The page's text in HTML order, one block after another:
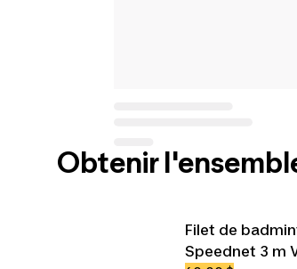
Obtenir
Filet de
Speednet 3 m